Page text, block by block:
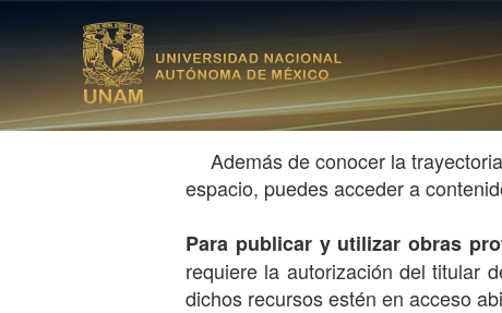
Además de conocer la
espacio, puedes acceder a
Para publicar y utilizar obras
requiere la autorización del titular
dichos recursos estén en acceso